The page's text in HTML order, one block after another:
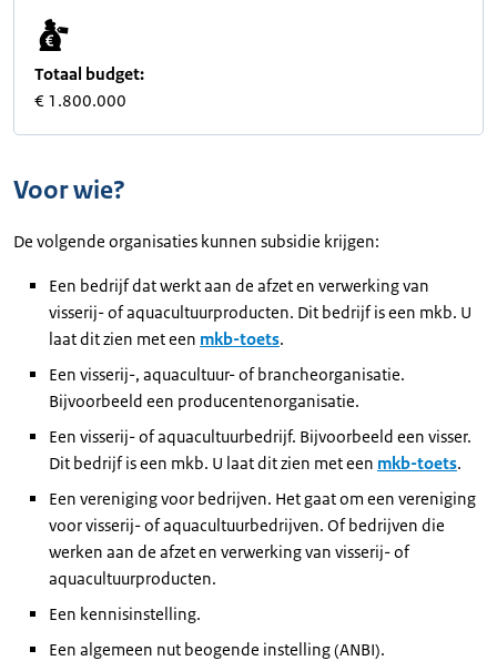
Totaal budget:
€ 1.800.000
Voor wie?
De volgende organisaties kunnen subsidie krijgen:
Een bedrijf dat werkt aan de afzet en verwerking van
visserij- of aquacultuurproducten. Dit bedrijf is een mkb. U
laat dit zien met een mkb-toets.
Een visserij-, aquacultuur- of brancheorganisatie.
Bijvoorbeeld een producentenorganisatie.
Een visserij- of aquacultuurbedrijf. Bijvoorbeeld een visser.
Dit bedrijf is een mkb. U laat dit zien met een mkb-toets.
Een vereniging voor bedrijven. Het gaat om een vereniging
voor visserij- of aquacultuurbedrijven. Of bedrijven die
werken aan de afzet en verwerking van visserij- of
aquacultuurproducten.
Een kennisinstelling.
Een algemeen nut beogende instelling (ANBI).